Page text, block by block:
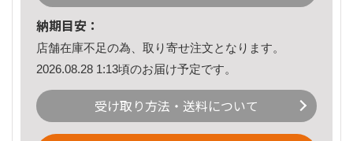
納期目安：
店舗在庫不足の為、取り寄せ注文となります。
2026.08.28 1:13頃のお届け予定です。
受け取り方法・送料について